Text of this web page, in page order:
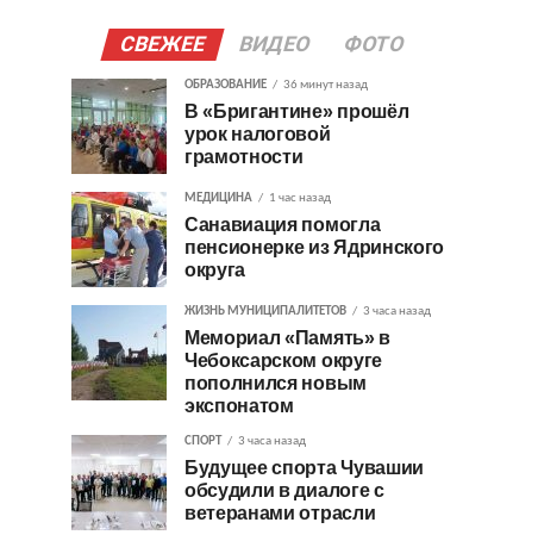
СВЕЖЕЕ ВИДЕО ФОТО
ОБРАЗОВАНИЕ 36 минут назад
В «Бригантине» прошёл
урок налоговой
грамотности
МЕДИЦИНА 1 час назад
Санавиация помогла
пенсионерке из Ядринского
округа
ЖИЗНЬ МУНИЦИПАЛИТЕТОВ 3 часа назад
Мемориал «Память» в
Чебоксарском округе
пополнился новым
экспонатом
СПОРТ 3 часа назад
Будущее спорта Чувашии
обсудили в диалоге с
ветеранами отрасли